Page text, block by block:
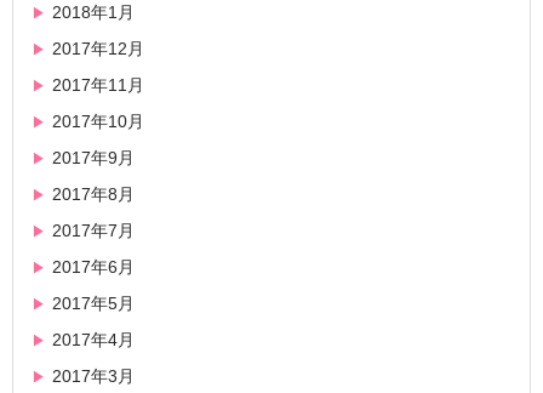
2018年1月
2017年12月
2017年11月
2017年10月
2017年9月
2017年8月
2017年7月
2017年6月
2017年5月
2017年4月
2017年3月